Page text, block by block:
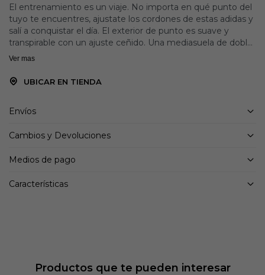
El entrenamiento es un viaje. No importa en qué punto del
tuyo te encuentres, ajustate los cordones de estas adidas y
salí a conquistar el día. El exterior de punto es suave y
transpirable con un ajuste ceñido. Una mediasuela de doble
densidad, con EVA más firme en el exterior que rodea a una
sacrificar la comodidad. La forma general crea una
necesites: la suela de caucho en todas las direcciones
exterior presenta al menos un 50 % de contenido reciclado.
para ayudar a poner fin a los residuos plásticos.
Ver mas
UBICAR EN TIENDA
Envíos
Cambios y Devoluciones
Medios de pago
Características
Productos que te pueden interesar